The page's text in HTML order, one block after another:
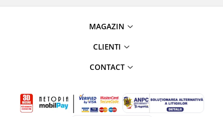
MAGAZIN
CLIENTI
CONTACT